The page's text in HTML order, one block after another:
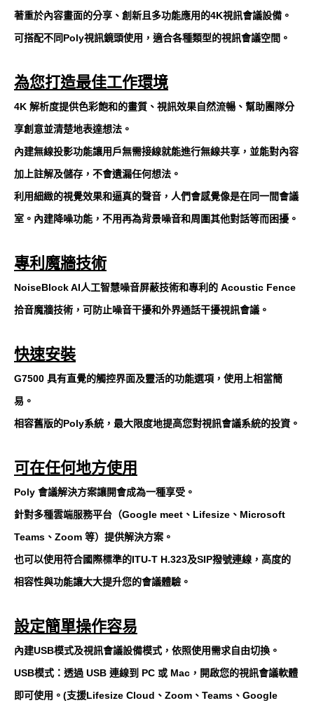
著重於內容畫面的分享、創新且多功能應用的4K視訊會議設備。
可搭配不同Poly視訊鏡頭使用，適合各種類型的視訊會議空間。
為您打造最佳工作環境
4K 解析度提供色彩飽和的畫質、視訊效果自然流暢、幫助團隊分
享創意並清楚地表達想法。
內建無線投影功能讓用戶無需接線就能進行無線共享，並能對內容
加上註解及儲存，不會遺漏任何想法。
利用細緻的視覺效果和逼真的聲音，人們會感覺像是在同一間會議
室。內建降噪功能，不用再為背景噪音和周圍其他對話等而困擾。
專利魔牆技術
NoiseBlock AI人工智慧噪音屏蔽技術和專利的 Acoustic Fence
拾音魔牆技術，可防止噪音干擾和外界通話干擾視訊會議。
快速安裝
G7500 具有直覺的觸控界面及靈活的功能選項，使用上相當簡
易。
相容舊版的Poly系統，最大限度地提高您對視訊會議系統的投資。
可在任何地方使用
Poly 會議解決方案讓開會成為一種享受。
針對多種雲端服務平台（Google meet、Lifesize、Microsoft
Teams、Zoom 等）提供解決方案。
也可以使用符合國際標準的ITU-T H.323及SIP撥號連線，高度的
相容性與功能讓大大提升您的會議體驗。
設定簡單操作容易
內建USB模式及視訊會議設備模式，依照使用需求自由切換。
USB模式：透過 USB 連線到 PC 或 Mac，開啟您的視訊會議軟體
即可使用。(支援Lifesize Cloud、Zoom、Teams、Google